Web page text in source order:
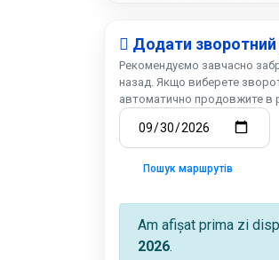
Додати зворотний
Рекомендуємо завчасно
назад. Якщо виберете
автоматично продовжите в
Пошук маршрутів
Am afișat prima zi
2026.